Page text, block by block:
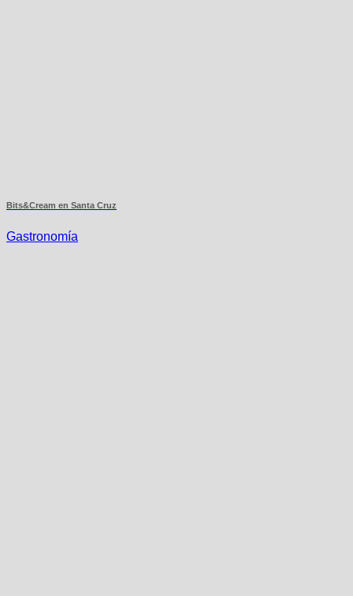
Bits&Cream en Santa Cruz
Gastronomía